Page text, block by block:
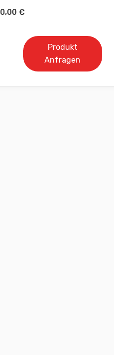
0,00 €
Produkt
Anfragen